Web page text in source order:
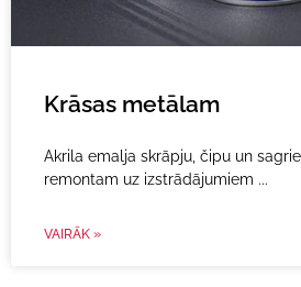
Krāsas metālam
Akrila emalja skrāpju, čipu un
remontam uz izstrādājumiem
VAIRĀK »